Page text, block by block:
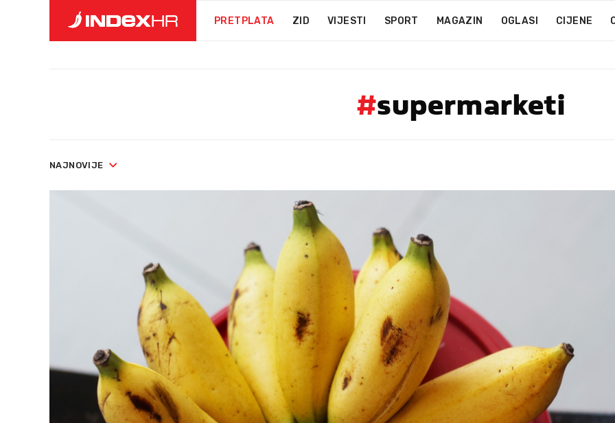
PRETPLATA ZID VIJESTI SPORT MAGAZIN OGLASI CIJENE
#supermarketi
NAJNOVIJE